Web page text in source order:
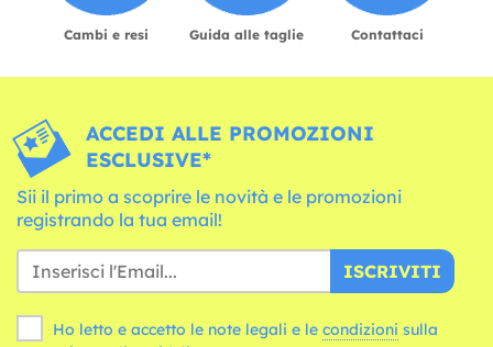
Cambi e resi Guida alle taglie Contattaci
ACCEDI ALLE PROMOZIONI
ESCLUSIVE*
Sii il primo a scoprire le novità e le promozioni
registrando la tua email!
ISCRIVITI
Ho letto e accetto le note legali e le condizioni